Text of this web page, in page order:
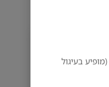
(מופיע בעיגול